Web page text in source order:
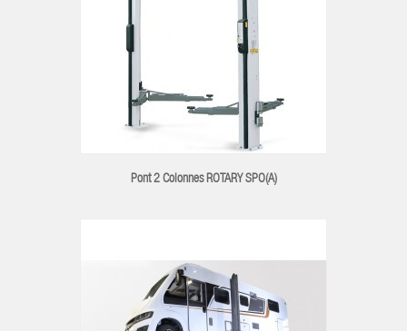
Pont 2 Colonnes ROTARY SPO(A)